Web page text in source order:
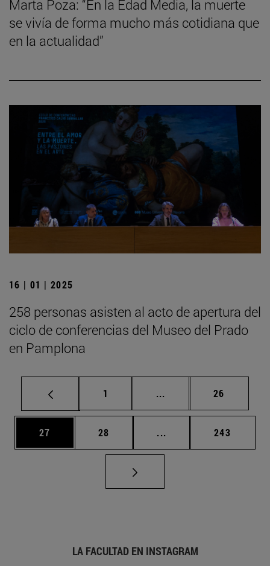
Marta Poza: “En la Edad Media, la muerte
se vivía de forma mucho más cotidiana que
en la actualidad”
16 | 01 | 2025
258 personas asisten al acto de apertura del
ciclo de conferencias del Museo del Prado
en Pamplona
Página
1 ... Páginas intermedias
Página
26
Página
27 Página
28 ... Páginas intermedias
Página
243
LA FACULTAD EN INSTAGRAM